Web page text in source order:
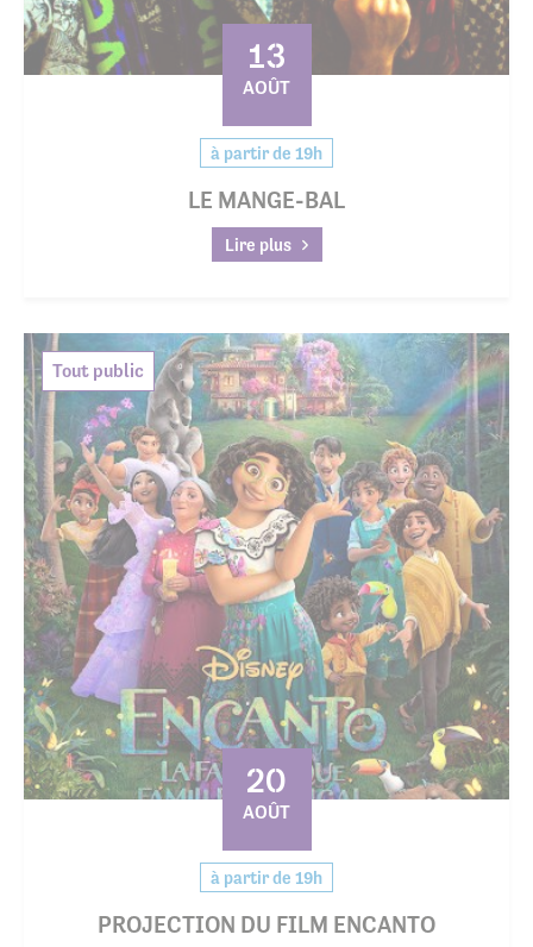
13
AOÛT
à partir de 19h
LE MANGE-BAL
Lire plus
Tout public
20
AOÛT
à partir de 19h
PROJECTION DU FILM ENCANTO